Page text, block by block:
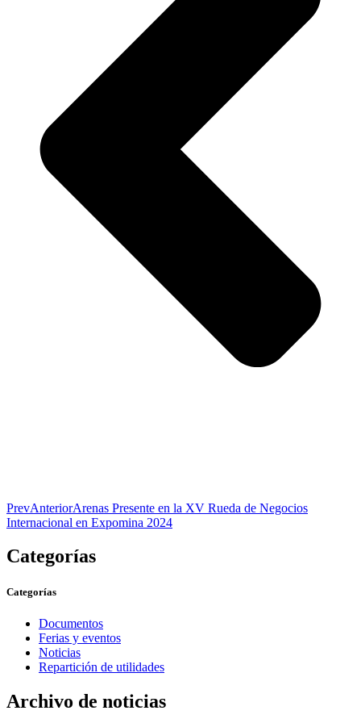
PrevAnteriorArenas Presente en la XV Rueda de Negocios
Internacional en Expomina 2024
Categorías
Categorías
Documentos
Ferias y eventos
Noticias
Repartición de utilidades
Archivo de noticias